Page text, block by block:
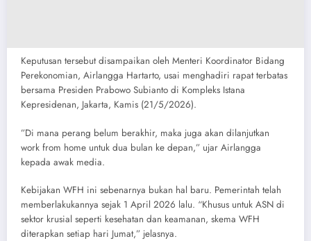
​Keputusan tersebut disampaikan oleh Menteri Koordinator Bidang
Perekonomian, Airlangga Hartarto, usai menghadiri rapat terbatas
bersama Presiden Prabowo Subianto di Kompleks Istana
Kepresidenan, Jakarta, Kamis (21/5/2026).
​”Di mana perang belum berakhir, maka juga akan dilanjutkan
work from home untuk dua bulan ke depan,” ujar Airlangga
kepada awak media.
​Kebijakan WFH ini sebenarnya bukan hal baru. Pemerintah telah
memberlakukannya sejak 1 April 2026 lalu. “Khusus untuk ASN di
sektor krusial seperti kesehatan dan keamanan, skema WFH
diterapkan setiap hari Jumat,” jelasnya.